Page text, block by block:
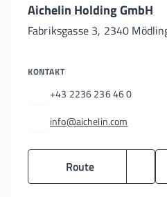
Aichelin Holding GmbH
Fabriksgasse 3, 2340
KONTAKT
+43 2236 236 46 0
info@aichelin.com
Route